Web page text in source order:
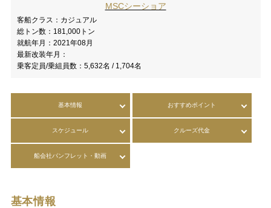
MSCシーショア
客船クラス： カジュアル
総トン数： 181,000トン
就航年月： 2021年08月
最新改装年月：
乗客定員/乗組員数： 5,632名 / 1,704名
基本情報 おすすめポイント
スケジュール クルーズ代金
船会社パンフレット・動画
基本情報